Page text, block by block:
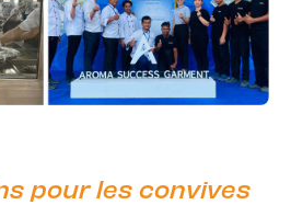
pour les convives